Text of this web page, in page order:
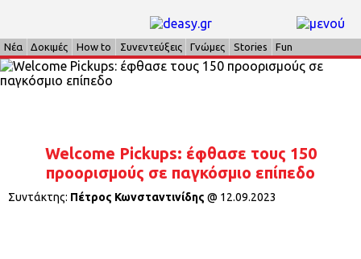
Νέα Δοκιμές How to Συνεντεύξεις Γνώμες Stories Fun
Welcome Pickups: έφθασε τους 150
προορισμούς σε παγκόσμιο επίπεδο
Συντάκτης: Πέτρος Κωνσταντινίδης @ 12.09.2023